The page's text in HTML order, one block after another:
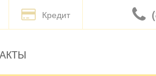
Кредит